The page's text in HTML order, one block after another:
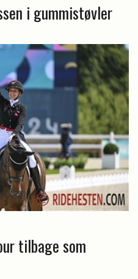
i gummistøvler
tilbage som